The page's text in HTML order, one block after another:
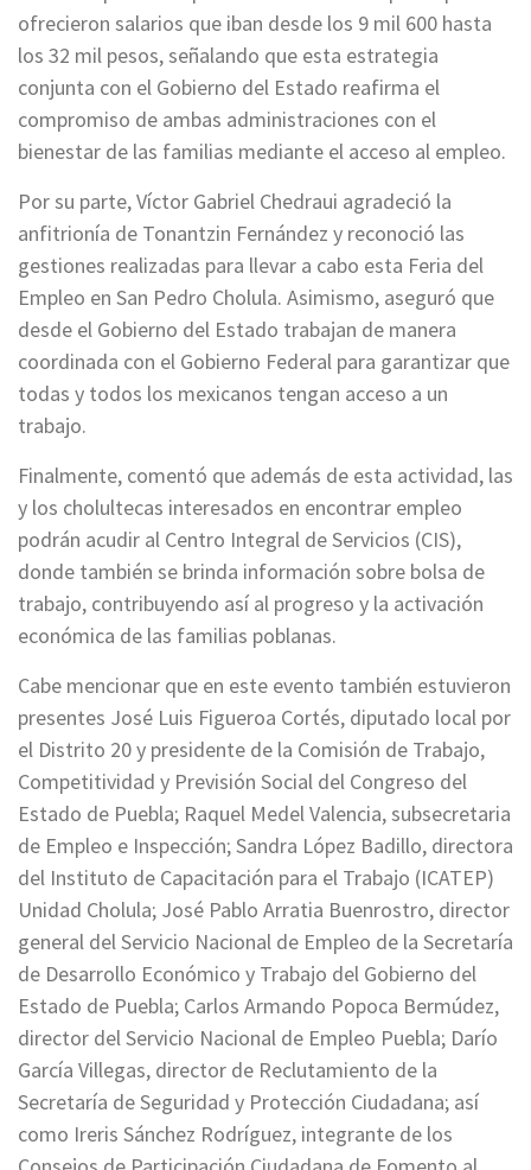
ofrecieron salarios que iban desde los 9 mil 600 hasta
los 32 mil pesos, señalando que esta estrategia
conjunta con el Gobierno del Estado reafirma el
compromiso de ambas administraciones con el
bienestar de las familias mediante el acceso al empleo.
Por su parte, Víctor Gabriel Chedraui agradeció la
anfitrionía de Tonantzin Fernández y reconoció las
gestiones realizadas para llevar a cabo esta Feria del
Empleo en San Pedro Cholula. Asimismo, aseguró que
desde el Gobierno del Estado trabajan de manera
coordinada con el Gobierno Federal para garantizar que
todas y todos los mexicanos tengan acceso a un
trabajo.
Finalmente, comentó que además de esta actividad, las
y los cholultecas interesados en encontrar empleo
podrán acudir al Centro Integral de Servicios (CIS),
donde también se brinda información sobre bolsa de
trabajo, contribuyendo así al progreso y la activación
económica de las familias poblanas.
Cabe mencionar que en este evento también estuvieron
presentes José Luis Figueroa Cortés, diputado local por
el Distrito 20 y presidente de la Comisión de Trabajo,
Competitividad y Previsión Social del Congreso del
Estado de Puebla; Raquel Medel Valencia, subsecretaria
de Empleo e Inspección; Sandra López Badillo, directora
del Instituto de Capacitación para el Trabajo (ICATEP)
Unidad Cholula; José Pablo Arratia Buenrostro, director
general del Servicio Nacional de Empleo de la Secretaría
de Desarrollo Económico y Trabajo del Gobierno del
Estado de Puebla; Carlos Armando Popoca Bermúdez,
director del Servicio Nacional de Empleo Puebla; Darío
García Villegas, director de Reclutamiento de la
Secretaría de Seguridad y Protección Ciudadana; así
como Ireris Sánchez Rodríguez, integrante de los